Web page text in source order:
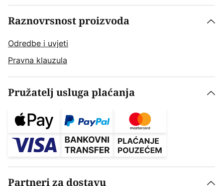
Raznovrsnost proizvoda
Odredbe i uvjeti
Pravna klauzula
Pružatelj usluga plaćanja
Partneri za dostavu